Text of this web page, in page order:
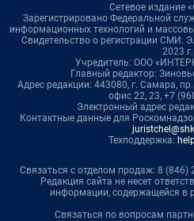
Сетевое издание
Зарегистрировано Федеральной
информационных технологий и
Свидетельство о регистрации СМИ:
2023 г.
Учредитель: ООО
Главный редактор:
Адрес редакции: 443080, г. Самара,
офис 22, 23, +7
Электронный адрес
Контактные данные для
Техподдержка:
Связаться с отделом продаж: 8 (846)
Редакция сайта не несет
информации, содержащейся в
Связаться по вопросам